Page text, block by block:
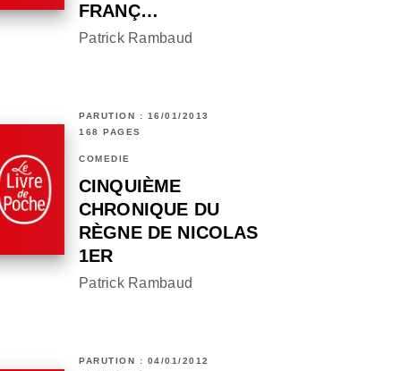
FRANÇ…
Patrick Rambaud
PARUTION : 16/01/2013
168 PAGES
COMÉDIE
CINQUIÈME
CHRONIQUE DU
RÈGNE DE NICOLAS
1ER
Patrick Rambaud
PARUTION : 04/01/2012